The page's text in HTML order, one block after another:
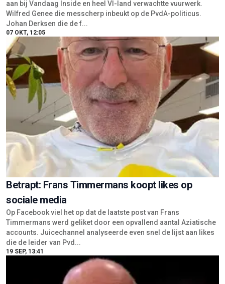
aan bij Vandaag Inside en heel VI-land verwachtte vuurwerk.
Wilfred Genee die messcherp inbeukt op de PvdA-politicus.
Johan Derksen die de f...
07 OKT, 12:05
Betrapt: Frans Timmermans koopt likes op
sociale media
Op Facebook viel het op dat de laatste post van Frans
Timmermans werd geliket door een opvallend aantal Aziatische
accounts. Juicechannel analyseerde even snel de lijst aan likes
die de leider van Pvd...
19 SEP, 13:41